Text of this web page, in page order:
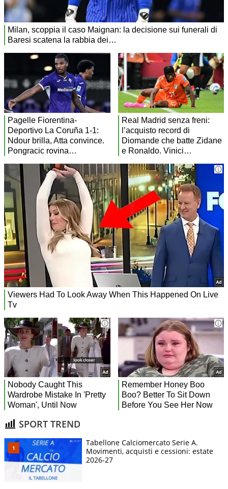
SPORT TREND
Tabellone Calciomercato Serie A.
Movimenti, acquisti e cessioni: estate
2026-27